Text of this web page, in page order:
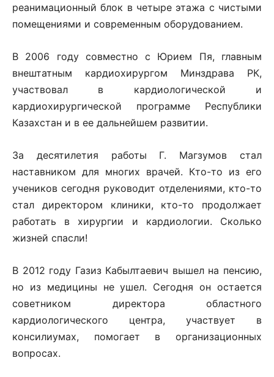
реанимационный блок в четыре этажа с чистыми
помещениями и современным оборудованием.
В 2006 году совместно с Юрием Пя, главным
внештатным кардиохирургом Минздрава РК,
участвовал в кардиологической и
кардиохирургической программе Республики
Казахстан и в ее дальнейшем развитии.
За десятилетия работы Г. Магзумов стал
наставником для многих врачей. Кто-то из его
учеников сегодня руководит отделениями, кто-то
стал директором клиники, кто-то продолжает
работать в хирургии и кардиологии. Сколько
жизней спасли!
В 2012 году Газиз Кабылтаевич вышел на пенсию,
но из медицины не ушел. Сегодня он остается
советником директора областного
кардиологического центра, участвует в
консилиумах, помогает в организационных
вопросах.